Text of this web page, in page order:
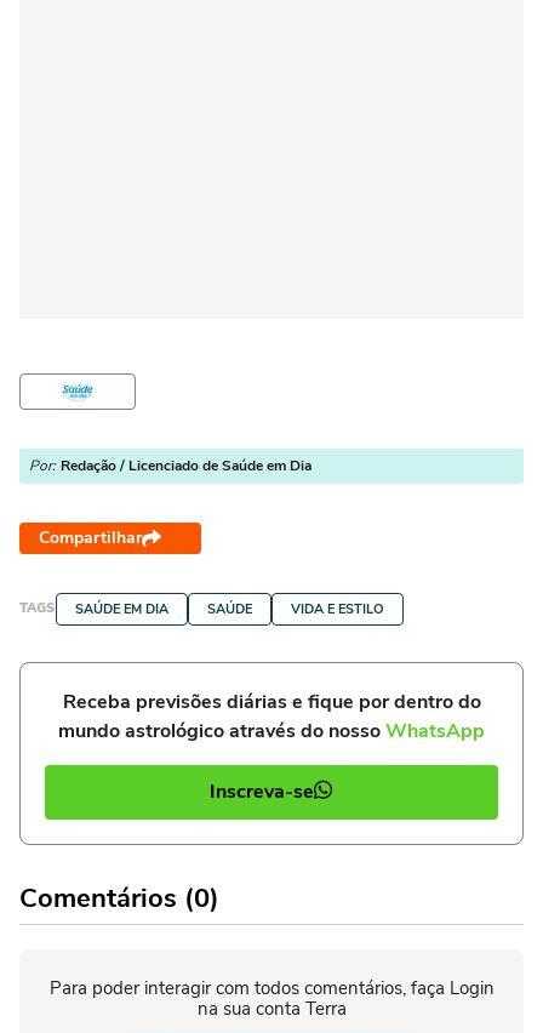
Por: Redação / Licenciado de Saúde em Dia
Compartilhar
TAGS SAÚDE EM DIA SAÚDE VIDA E ESTILO
Receba previsões diárias e fique por dentro do
mundo astrológico através do nossoWhatsApp
Inscreva-se
Comentários (0)
Para poder interagir com todos comentários, faça Login
na sua conta Terra